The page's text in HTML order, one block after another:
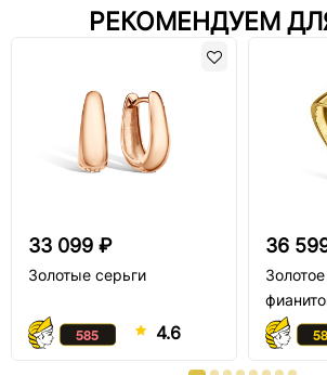
РЕКОМЕНДУЕМ
33 099 ₽
Золотые серьги
4.6
36